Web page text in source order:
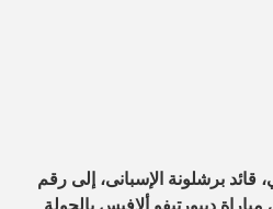
قائد برشلونة الإسبانى، إلى رقم
ديبورتيفو ألافيس بالجولة